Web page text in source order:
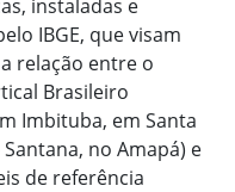
instaladas e
IBGE, que visam
relação entre o
Brasileiro
Imbituba, em Santa
no Amapá) e
de referência